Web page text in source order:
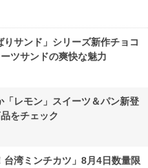
りサンド」シリーズ新作チョコ
ツサンドの爽快な魅力
「レモン」スイーツ＆パン新登
をチェック
湾ミンチカツ」8月4日数量限